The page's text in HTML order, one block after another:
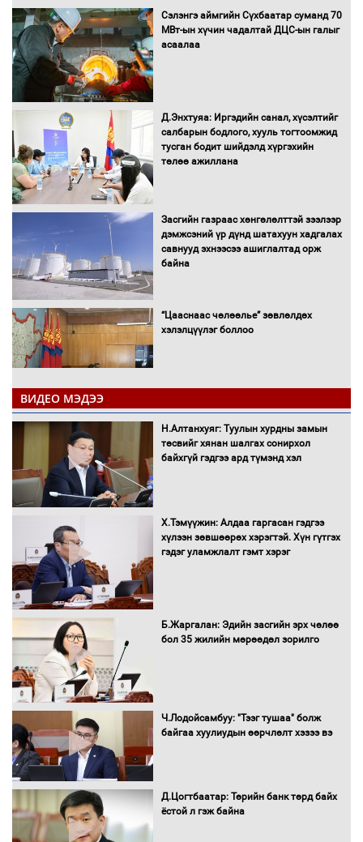
Сэлэнгэ аймгийн Сүхбаатар суманд 70
МВт-ын хүчин чадалтай ДЦС-ын галыг
асаалаа
Д.Энхтуяа: Иргэдийн санал, хүсэлтийг
салбарын бодлого, хууль тогтоомжид
тусган бодит шийдэлд хүргэхийн
төлөө ажиллана
Засгийн газраас хөнгөлөлттэй зээлээр
дэмжсэний үр дүнд шатахуун хадгалах
савнууд эхнээсээ ашиглалтад орж
байна
“Цааснаас чөлөөлье” зөвлөлдөх
хэлэлцүүлэг боллоо
"ДЦС-3” ТӨХК-ийн нэн шаардлагатай
“Турбингенератор-5”-ын шинэчлэлийн
төсвийг шийдвэрлэхээр болов
УИХ-ын дарга С.Бямбацогт Сутай
хайрхны тэнгэрийг тахих тахилгад
оролцлоо
С.Амарсайхан: Иргэдийг хохироосон
ААН-ийн нуугтмал хөрөнгийг
Н.Номтойбаяр: Аймгуудад тулгамдаж
С.Бямбацогт Зүүн Азийн
ВИДЕО МЭДЭЭ
Н.Алтанхуяг: Туулын хурдны замын
төсвийг хянан шалгах сонирхол
байхгүй гэдгээ ард түмэнд хэл
Х.Тэмүүжин: Алдаа гаргасан гэдгээ
хүлээн зөвшөөрөх хэрэгтэй. Хүн гүтгэх
гэдэг уламжлалт гэмт хэрэг
Б.Жаргалан: Эдийн засгийн эрх чөлөө
бол 35 жилийн мөрөөдөл зорилго
Ч.Лодойсамбуу: "Тээг тушаа" болж
байгаа хуулиудын өөрчлөлт хэзээ вэ
Д.Цогтбаатар: Төрийн банк төрд байх
ёстой л гэж байна